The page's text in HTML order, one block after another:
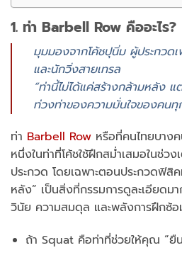
1. ท่า Barbell Row คืออะไร?
มุมมองจากโค้ชปุนิ่ม ผู้ประกวดเ
และนักวิ่งสายเทรล
“ท่านี้ไม่ได้แค่สร้างกล้ามหลัง
ท่วงท่าของความมั่นใจของคนทุ
ท่า Barbell Row หรือที่คนไทยบาง
หนึ่งในท่าที่โค้ชใช้ฝึกสม่ำเสมอในช่ว
ประกวด โดยเฉพาะตอนประกวดฟิสิ
หลัง” เป็นสิ่งที่กรรมการดูละเอียด
วินัย ความสมดุล และพลังการฝึกซ้
ถ้า Squat คือท่าที่ช่วยให้คุณ “ยื